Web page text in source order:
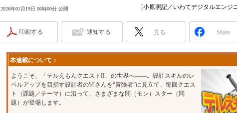
EdgeTech+
産業オープンネット展
Windows
ISO26262
無償設計ツール
3Dプリンタ
デジタルツインと
S＆OP
2026年01月19日 06時00分 公開 [小原照記／いわてデジタルエンジ
印刷する 通知する 見る Share
本連載について：
ようこそ、「テルえもんクエストII」の世界へ――。設計スキルのレ
ベルアップを目指す設計者の皆さんを“冒険者”に見立て、毎回クエス
ト（課題／テーマ）に沿って、さまざまな問（モン）スター（問
題）が登場します。